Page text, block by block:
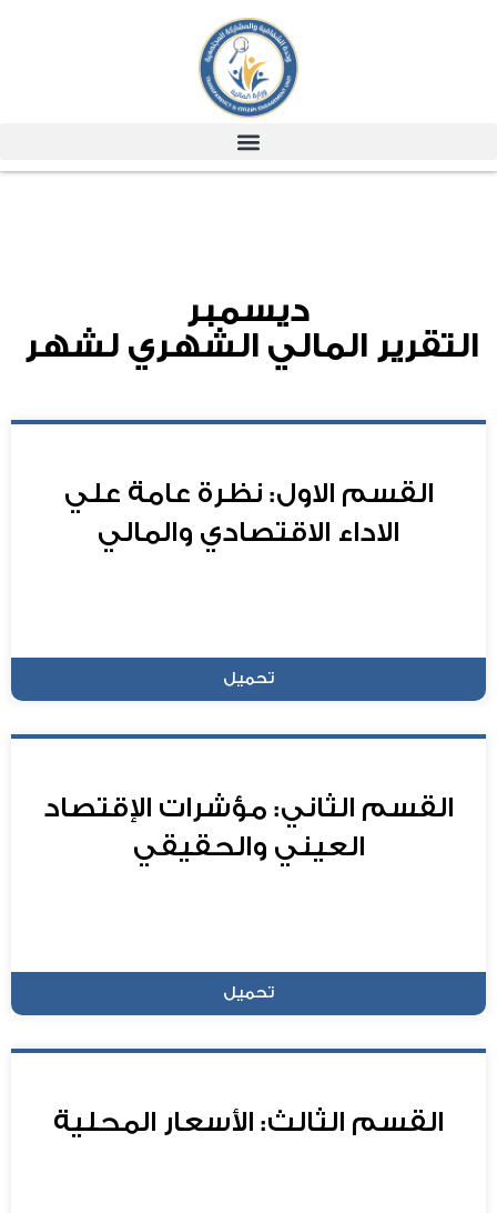
ديسمبر
التقرير المالي الشهري لشهر
القسم الاول: نظرة عامة علي
الاداء الاقتصادي والمالي
تحميل
القسم الثاني: مؤشرات الإقتصاد
العيني والحقيقي
تحميل
القسم الثالث: الأسعار المحلية